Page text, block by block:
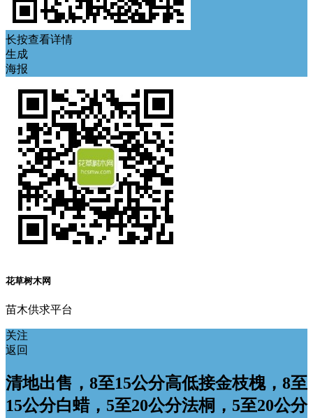
长按查看详情
生成
海报
花草树木网
苗木供求平台
关注
返回
清地出售，8至15公分高低接金枝槐，8至
15公分白蜡，5至20公分法桐，5至20公分